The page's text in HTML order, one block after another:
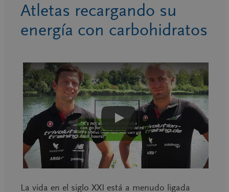
Atletas recargando su
energía con carbohidratos
La vida en el siglo XXI está a menudo ligada